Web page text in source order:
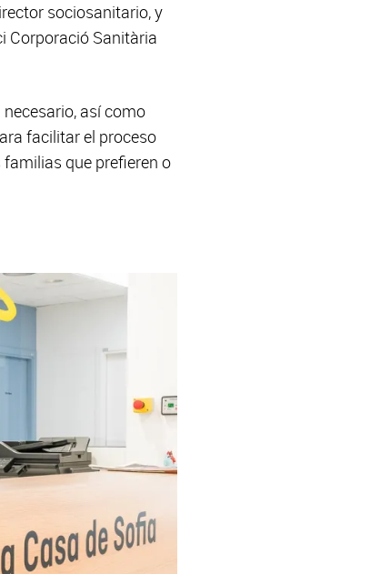
sociosanitario, y
Corporació Sanitària
así como
facilitar el proceso
que prefieren o